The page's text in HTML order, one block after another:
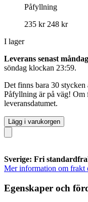
Påfyllning
235 kr 248 kr
I lager
Leverans senast
söndag klockan 23:59.
Det finns bara 30
Påfyllning är på väg! Om
leveransdatumet.
Lägg i varukorgen
Sverige: Fri
Mer information om frakt
Egenskaper och